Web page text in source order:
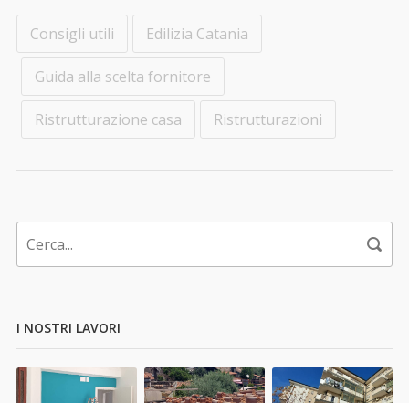
Consigli utili Edilizia Catania
Guida alla scelta fornitore
Ristrutturazione casa Ristrutturazioni
I NOSTRI LAVORI